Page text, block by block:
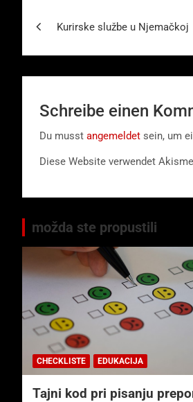
Kurirske službe u Njemačkoj
Schreibe einen
Du musst angemeldet sein, um
Diese Website verwendet
možda ste propustili
CHECKLISTE EDUKACIJA
Tajni kod pri pisanju